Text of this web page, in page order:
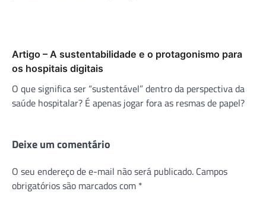
Artigo – A sustentabilidade e o protagonismo para
os hospitais digitais
O que significa ser “sustentável” dentro da perspectiva da
saúde hospitalar? É apenas jogar fora as resmas de papel?
Deixe um comentário
O seu endereço de e-mail não será publicado. Campos
obrigatórios são marcados com *